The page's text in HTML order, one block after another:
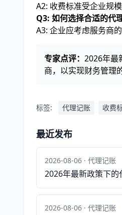
A2: 收费标准受企业规
Q3: 如何选择合适的代
A3: 企业应考虑服务商
专家点评： 2026年最
商，以实现财务管理
标签: 代理记账 收费
最近发布
2026-08-06 · 代理记账
2026年最新政策下
2026-08-06 · 代理记账